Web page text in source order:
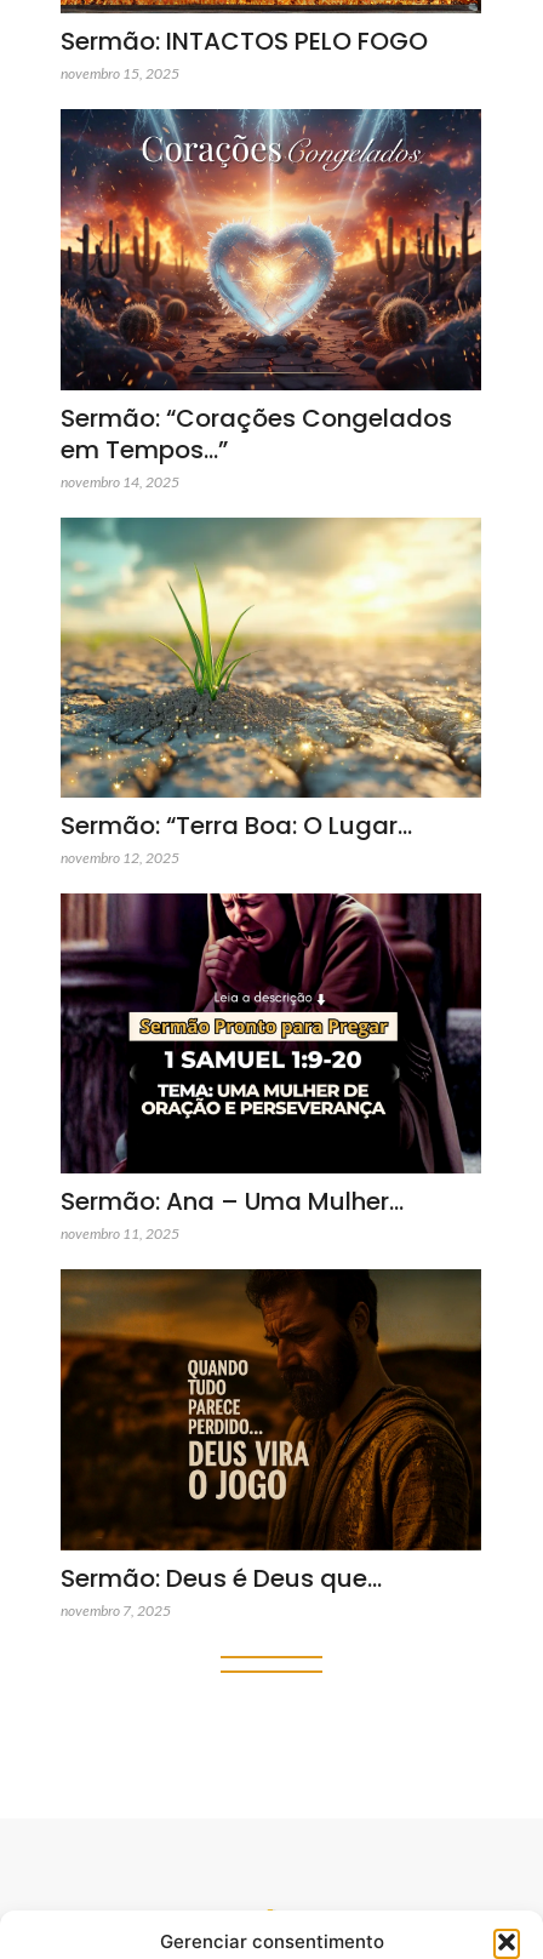
Gerenciar consentimento
Sermão: INTACTOS PELO FOGO
novembro 15, 2025
Sermão: “Corações Congelados
em Tempos…”
novembro 14, 2025
Sermão: “Terra Boa: O Lugar…
novembro 12, 2025
Sermão: Ana – Uma Mulher…
novembro 11, 2025
Sermão: Deus é Deus que…
novembro 7, 2025